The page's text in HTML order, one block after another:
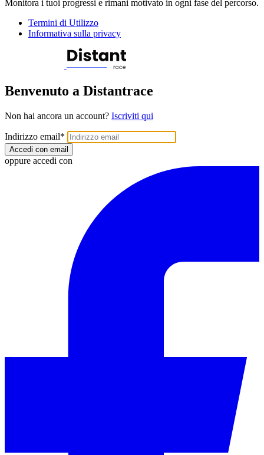
Monitora i tuoi progressi e rimani motivato in ogni fase del percorso.
Termini di Utilizzo
Informativa sulla privacy
Benvenuto a Distantrace
Non hai ancora un account? Iscriviti qui
Indirizzo email*
Accedi con email
oppure accedi con